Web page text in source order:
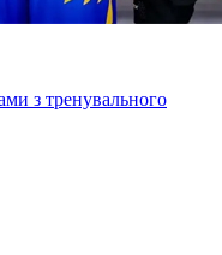
з тренувального